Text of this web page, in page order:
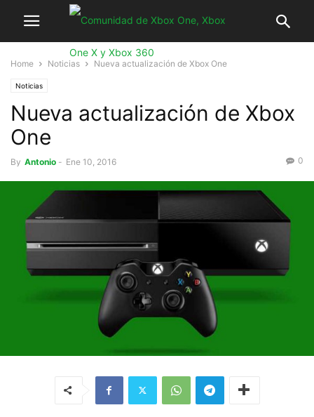
Home Noticias Nueva actualización de Xbox One
Noticias
Nueva actualización de Xbox
One
By Antonio - Ene 10, 2016 0